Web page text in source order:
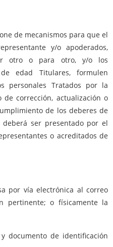
de mecanismos para que el
y/o apoderados,
otro o para otro, y/o los
edad Titulares, formulen
personales Tratados por la
corrección, actualización o
de los deberes de
ser presentado por el
o acreditados de
por vía electrónica al correo
pertinente; o físicamente la
documento de identificación